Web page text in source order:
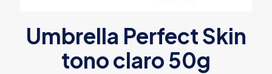
Umbrella Perfect Skin
tono claro 50g